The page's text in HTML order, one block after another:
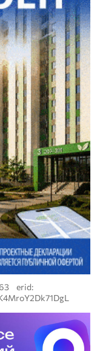
erid: